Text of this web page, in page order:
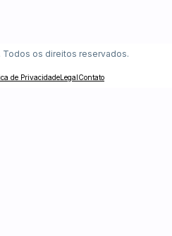
Todos os direitos reservados.
de PrivacidadeLegal Contato